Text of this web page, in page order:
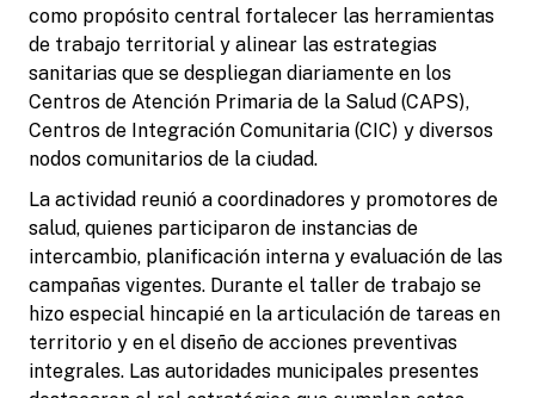
como propósito central fortalecer las herramientas
de trabajo territorial y alinear las estrategias
sanitarias que se despliegan diariamente en los
Centros de Atención Primaria de la Salud (CAPS),
Centros de Integración Comunitaria (CIC) y diversos
nodos comunitarios de la ciudad.
La actividad reunió a coordinadores y promotores de
salud, quienes participaron de instancias de
intercambio, planificación interna y evaluación de las
campañas vigentes. Durante el taller de trabajo se
hizo especial hincapié en la articulación de tareas en
territorio y en el diseño de acciones preventivas
integrales. Las autoridades municipales presentes